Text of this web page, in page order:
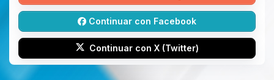
Continuar con Facebook
Continuar con X (Twitter)